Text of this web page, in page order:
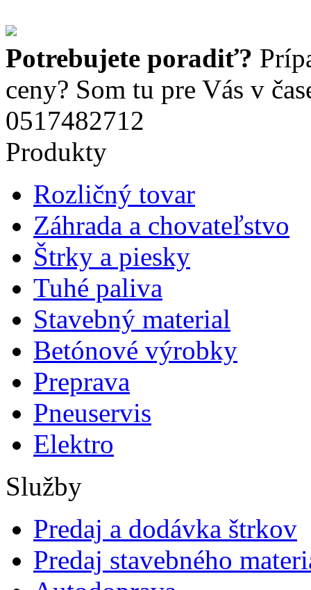
Potrebujete poradiť?
ceny? Som tu pre Vás v
0517482712
Produkty
Rozličný tovar
Záhrada a chovateľstvo
Štrky a piesky
Tuhé paliva
Stavebný material
Betónové výrobky
Preprava
Pneuservis
Elektro
Služby
Predaj a dodávka štrkov
Predaj stavebného